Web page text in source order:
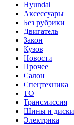
Hyundai
Аксессуары
Без рубрики
Двигатель
Закон
Кузов
Новости
Прочее
Салон
Спецтехника
ТО
Трансмиссия
Шины и диски
Электрика